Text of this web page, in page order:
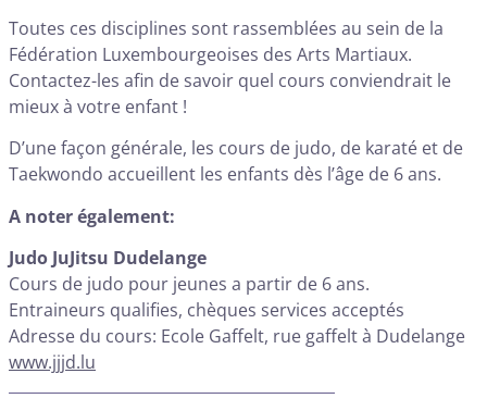
Toutes ces disciplines sont rassemblées au sein de la
Fédération Luxembourgeoises des Arts Martiaux.
Contactez-les afin de savoir quel cours conviendrait le
mieux à votre enfant !
D’une façon générale, les cours de judo, de karaté et de
Taekwondo accueillent les enfants dès l’âge de 6 ans.
A noter également:
Judo JuJitsu Dudelange
Cours de judo pour jeunes a partir de 6 ans.
Entraineurs qualifies, chèques services acceptés
Adresse du cours: Ecole Gaffelt, rue gaffelt à Dudelange
www.jjjd.lu